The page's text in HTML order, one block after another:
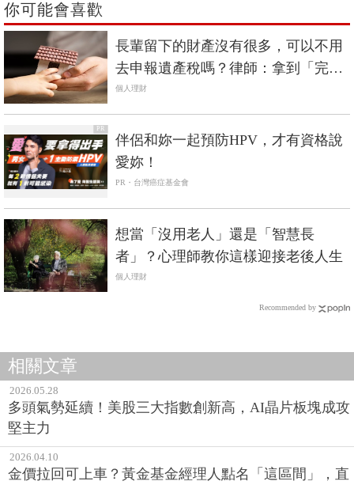
你可能會喜歡
長輩留下的財產沒有很多，可以不用
去申報遺產稅嗎？律師：拿到「完稅
證明」才是關鍵
個人理財
PR
伴侶和妳一起預防HPV，才有資格說
愛妳！
PR・台灣癌症基金會
想當「沒用老人」還是「智慧長
者」？心理師教你這樣迎接老後人生
個人理財
Recommended by
相關文章
2026.05.28
多頭氣勢延續！美股三大指數創新高，AI晶片板塊成攻
堅主力
2026.04.10
金價拉回可上車？黃金基金經理人點名「這區間」，直